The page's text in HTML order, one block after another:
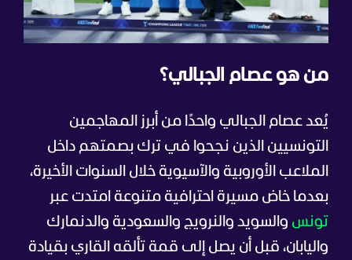
من هو عصام الجبالي؟
يُعد عصام الجبالي واحدًا من أبرز المهاجمين
التونسيين الذين نجحوا في ترك بصمتهم داخل
الملاعب الأوروبية والآسيوية خلال السنوات الأخيرة،
بعدما خاض مسيرة احترافية متنوعة امتدت عبر
تونس والسويد والنرويج والسعودية والدنمارك
واليابان، قبل أن يصل إلى قمة تألقه القاري بقيادة